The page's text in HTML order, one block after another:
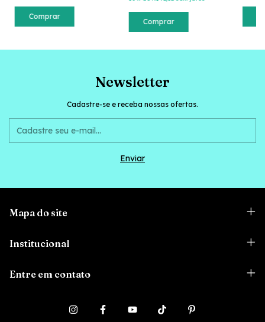
Comprar
Comprar
Newsletter
Cadastre-se e receba nossas ofertas.
Mapa do site
Institucional
Entre em contato